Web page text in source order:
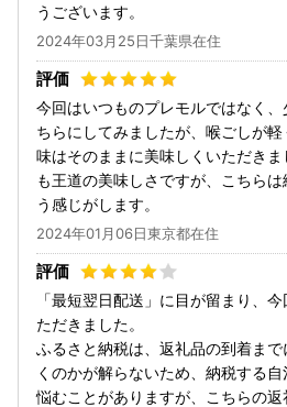
うございます。
2024年03月25日千葉県在住
今回はいつものプレモルではなく、
ちらにしてみましたが、喉ごしが
味はそのままに美味しくいただき
も王道の美味しさですが、こちら
う感じがします。
2024年01月06日東京都在住
「最短翌日配送」に目が留まり、
ただきました。
ふるさと納税は、返礼品の到着ま
くのかが解らないため、納税する
悩むことがありますが、こちらの